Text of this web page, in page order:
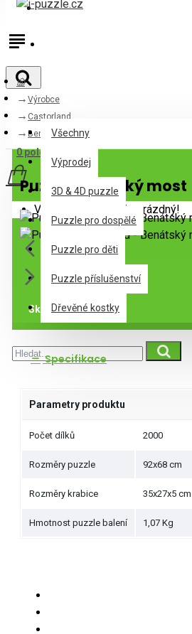
Přihlásit
Všechny
Všechny
Výprodej
3D & 4D puzzle
Puzzle pro dospělé
Puzzle pro děti
Puzzle příslušenství
Dřevěné kostky
0 položek - 0Kč
Váš nákupní košík je prázdný!
Výrobce
Castorland
Benátský most
Puzzle Benátský most
Skladem
Specifikace
Parametry produktu
Počet dílků 2000
Rozměry puzzle 92x68 cm
Rozměry krabice 35x27x5 cm
Hmotnost puzzle balení 1,07 Kg